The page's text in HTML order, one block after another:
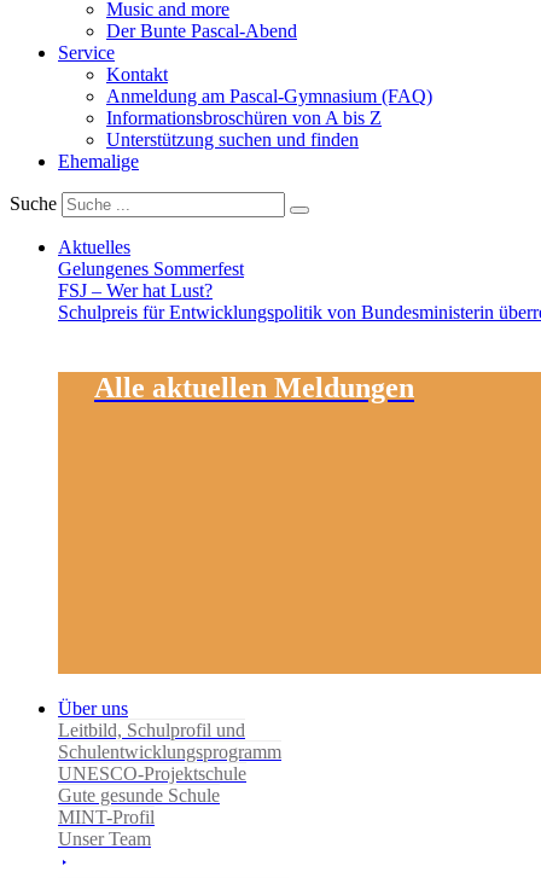
Music and more
Der Bunte Pascal-Abend
Service
Kontakt
Anmeldung am Pascal-Gymnasium (FAQ)
Informationsbroschüren von A bis Z
Unterstützung suchen und finden
Ehemalige
Suche
Aktuelles
Gelungenes Sommerfest
FSJ – Wer hat Lust?
Schulpreis für Entwicklungspolitik von Bundesministerin
Alle aktuellen Meldungen
Über uns
Leitbild, Schulprofil und
Schulentwicklungsprogramm
UNESCO-Projektschule
Gute gesunde Schule
MINT-Profil
Unser Team